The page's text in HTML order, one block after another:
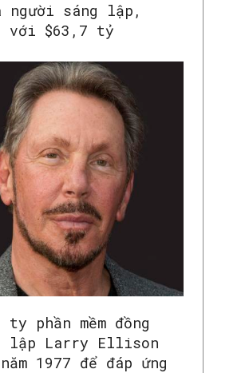
người sáng lập,
với $63,7 tỷ
ty phần mềm đồng
lập Larry Ellison
1977 để đáp ứng